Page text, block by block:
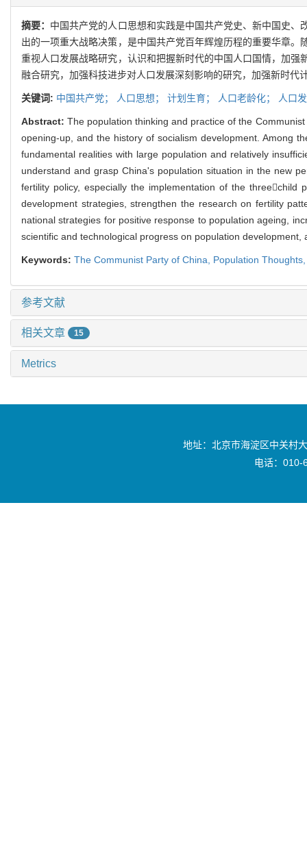
摘要： 中国共产党的人口思想和实践是中国共产党史、新中国史
出的一项重大战略决策，是中国共产党百年辉煌历程的重要华章
重视人口发展战略研究，认识和把握新时代的中国人口国情，加
融合研究，加强科技进步对人口发展深刻影响的研究，加强新时代
关键词: 中国共产党； 人口思想； 计划生育； 人口老龄化； 人口
Abstract:The population thinking and practice of the
opening-up, and the history of socialism development. Among
fundamental realities with large population and relatively
understand and grasp China's population situation in the new
fertility policy, especially the implementation of the
development strategies, strengthen the research on fertility
national strategies for positive response to population ageing,
scientific and technological progress on population
Keywords: The Communist Party of China, Population
参考文献
相关文章 15
Metrics
地址：北京市海淀区中关村
电话：